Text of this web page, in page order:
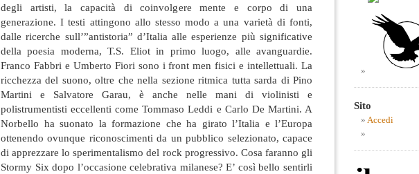
degli artisti, la capacità di coinvolgere mente e corpo di una
generazione. I testi attingono allo stesso modo a una varietà di fonti,
dalle ricerche sull’”antistoria” d’Italia alle esperienze più significative
della poesia moderna, T.S. Eliot in primo luogo, alle avanguardie.
Franco Fabbri e Umberto Fiori sono i front men fisici e intellettuali. La
ricchezza del suono, oltre che nella sezione ritmica tutta sarda di Pino
Martini e Salvatore Garau, è anche nelle mani di violinisti e
polistrumentisti eccellenti come Tommaso Leddi e Carlo De Martini. A
Norbello ha suonato la formazione che ha girato l’Italia e l’Europa
ottenendo ovunque riconoscimenti da un pubblico selezionato, capace
di apprezzare lo sperimentalismo del rock progressivo. Cosa faranno gli
Stormy Six dopo l’occasione celebrativa milanese? E’ così bello sentirli
Sito
Accedi